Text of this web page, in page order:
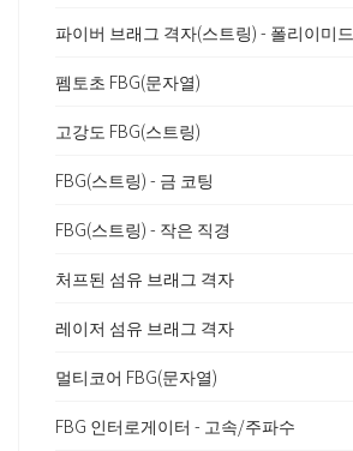
파이버 브래그 격자(스트링) - 폴리이미드
펨토초 FBG(문자열)
고강도 FBG(스트링)
FBG(스트링) - 금 코팅
FBG(스트링) - 작은 직경
처프된 섬유 브래그 격자
레이저 섬유 브래그 격자
멀티코어 FBG(문자열)
FBG 인터로게이터 - 고속/주파수